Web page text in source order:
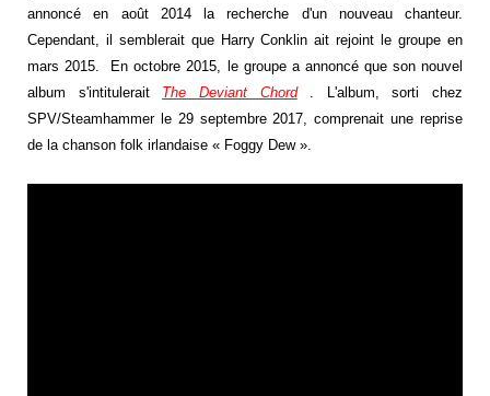
annoncé en août 2014 la recherche d'un nouveau chanteur.
Cependant, il semblerait que Harry Conklin ait rejoint le groupe en
mars 2015. En octobre 2015, le groupe a annoncé que son nouvel
album s'intitulerait The Deviant Chord. L'album, sorti chez
SPV/Steamhammer le 29 septembre 2017, comprenait une reprise
de la chanson folk irlandaise « Foggy Dew ».